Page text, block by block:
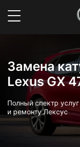
Замена
Lexus GX
Полный спектр
и ремонту Лексус